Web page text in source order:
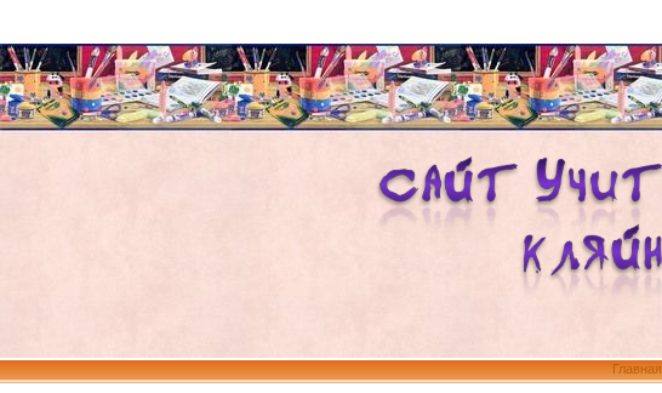
Главная